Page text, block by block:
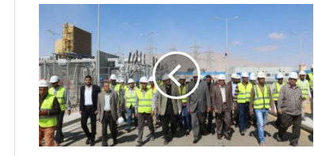
السويس
محطة
كهرباء
عتاقة
الغازية
بقدرة
160